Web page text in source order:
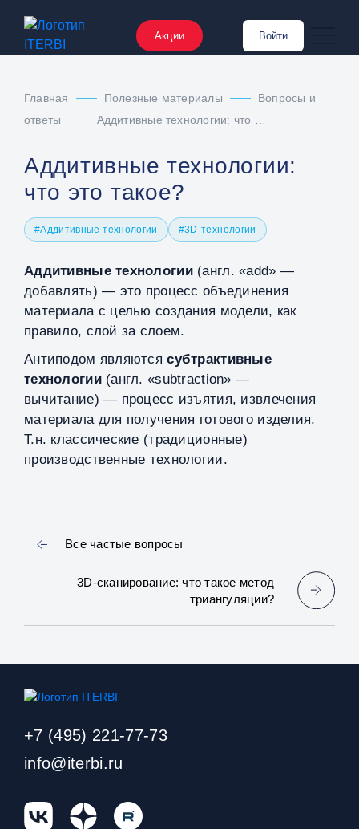
Акции Войти
Главная Полезные материалы
Вопросы и
ответы
Аддитивные технологии:
что это такое?
#Аддитивные технологии #3D-технологии
Аддитивные технологии(англ. «add» —
добавлять) — это процесс объединения
материала с целью создания модели, как
правило, слой за слоем.
Антиподом являютсясубтрактивные
технологии(англ. «subtraction» —
вычитание) — процесс изъятия, извлечения
материала для получения готового изделия.
Т.н. классические (традиционные)
производственные технологии.
Все частые вопросы
3D‑сканирование: что такое метод
триангуляции?
+7 (495) 221-77-73
info@iterbi.ru